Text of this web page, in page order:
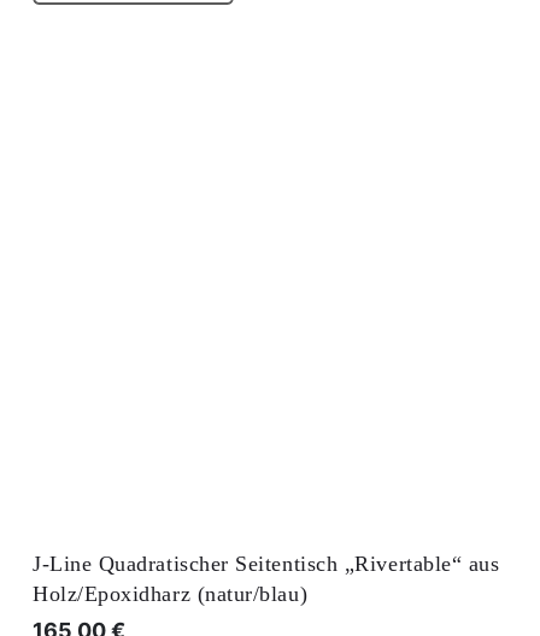
J-Line Quadratischer Seitentisch „Rivertable“ aus
Holz/Epoxidharz (natur/blau)
165,00€